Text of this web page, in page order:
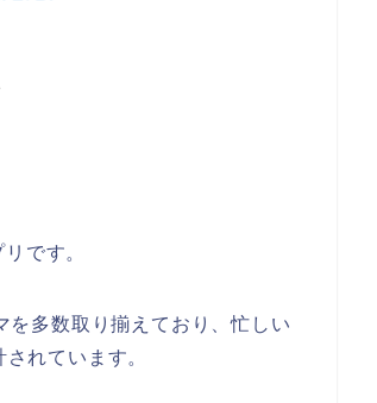
です。
を多数取り揃えており、忙しい
れています。